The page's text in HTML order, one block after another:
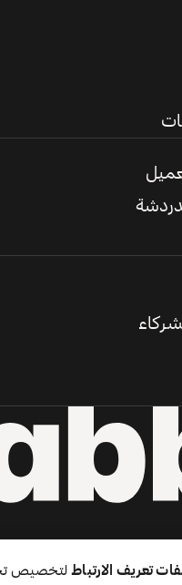
حمّل التطبيق
تعريف الارتباطلتخصيص